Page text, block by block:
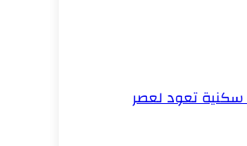
تعود لعصر